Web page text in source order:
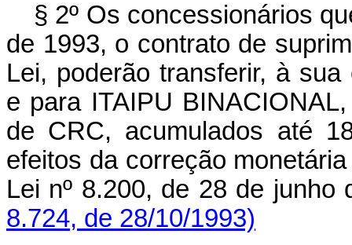
§ 2º Os concessionários
de 1993, o contrato de
Lei, poderão transferir, à
e para ITAIPU
de CRC, acumulados até
efeitos da correção
Lei nº 8.200, de 28 de junho
8.724, de 28/10/1993)